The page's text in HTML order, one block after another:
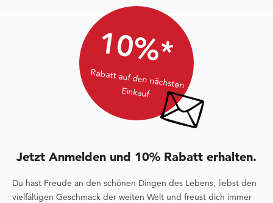
10%*
Rabatt auf den nächsten
Einkauf
Jetzt Anmelden und 10% Rabatt erhalten.
Du hast Freude an den schönen Dingen des Lebens, liebst den
vielfältigen Geschmack der weiten Welt und freust dich immer